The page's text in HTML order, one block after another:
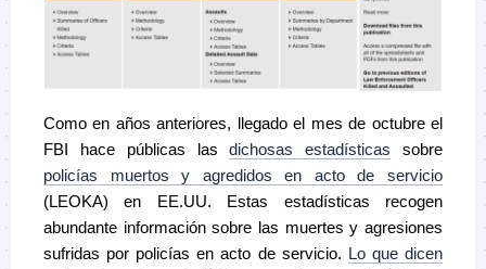
Como en años anteriores, llegado el mes de octubre el
FBI hace públicas lasdichosas estadísticas sobre
policías muertos y agredidos en acto de servicio
(LEOKA) en EE.UU. Estas estadísticas recogen
abundante información sobre las muertes y agresiones
sufridas por policías en acto de servicio. Lo que dicen